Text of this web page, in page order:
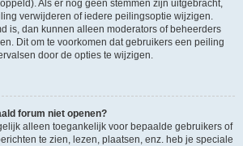
Als er nog geen stemmen zijn uitgebracht,
verwijderen of iedere peilingsoptie wijzigen.
is, dan kunnen alleen moderators of beheerders
Dit om te voorkomen dat gebruikers een peiling
door de opties te wijzigen.
forum niet openen?
alleen toegankelijk voor bepaalde gebruikers of
te zien, lezen, plaatsen, enz. heb je speciale